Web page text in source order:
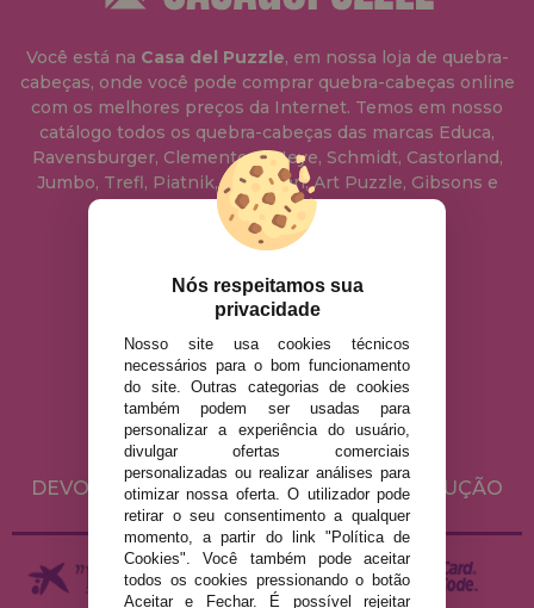
Você está na Casa del Puzzle, em nossa loja de quebra-
cabeças, onde você pode comprar quebra-cabeças online
com os melhores preços da Internet. Temos em nosso
catálogo todos os quebra-cabeças das marcas Educa,
Ravensburger, Clementoni, Heye, Schmidt, Castorland,
Jumbo, Trefl, Piatnik, Anatolian, Art Puzzle, Gibsons e
muito mais.
info@casadopuzzle.pt
AVISO LEGAL
POLÍTICA DE PRIVACIDADE
POLÍTICA DE COOKIES
ENVIO E DEVOLUÇÕES
DEVOLUÇÕES / DIREITO DE LIVRE RESOLUÇÃO
Nós respeitamos sua
privacidade
Nosso site usa cookies técnicos
necessários para o bom funcionamento
do site. Outras categorias de cookies
também podem ser usadas para
personalizar a experiência do usuário,
divulgar ofertas comerciais
personalizadas ou realizar análises para
otimizar nossa oferta. O utilizador pode
retirar o seu consentimento a qualquer
momento, a partir do link "Política de
Cookies". Você também pode aceitar
todos os cookies pressionando o botão
Aceitar e Fechar. É possível rejeitar